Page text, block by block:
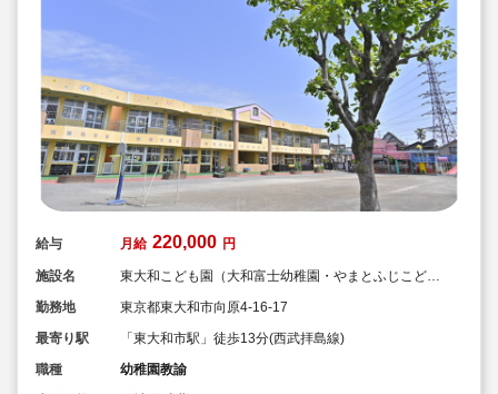
給与 月給 220,000 円
施設名
東大和こども園（大和富士幼稚園・やまとふじこども
勤務地
東京都東大和市向原4-16-17
最寄り駅
「東大和市駅」徒歩13分(西武拝島線)
職種
幼稚園教諭